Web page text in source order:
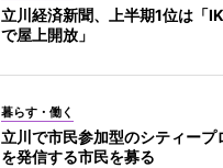
立川経済新聞、上半期1位は「
で屋上開放」
暮らす・働く
立川で市民参加型のシティー
を発信する市民を募る